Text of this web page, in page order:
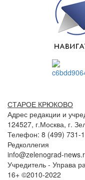
СТАРОЕ КРЮКОВО
Адрес редакции и
124527, г.Москва, г.
Телефон: 8 (499) 731-
Редколлегия
info@zelenograd-
Учредитель - Управа
16+ ©2010-2022